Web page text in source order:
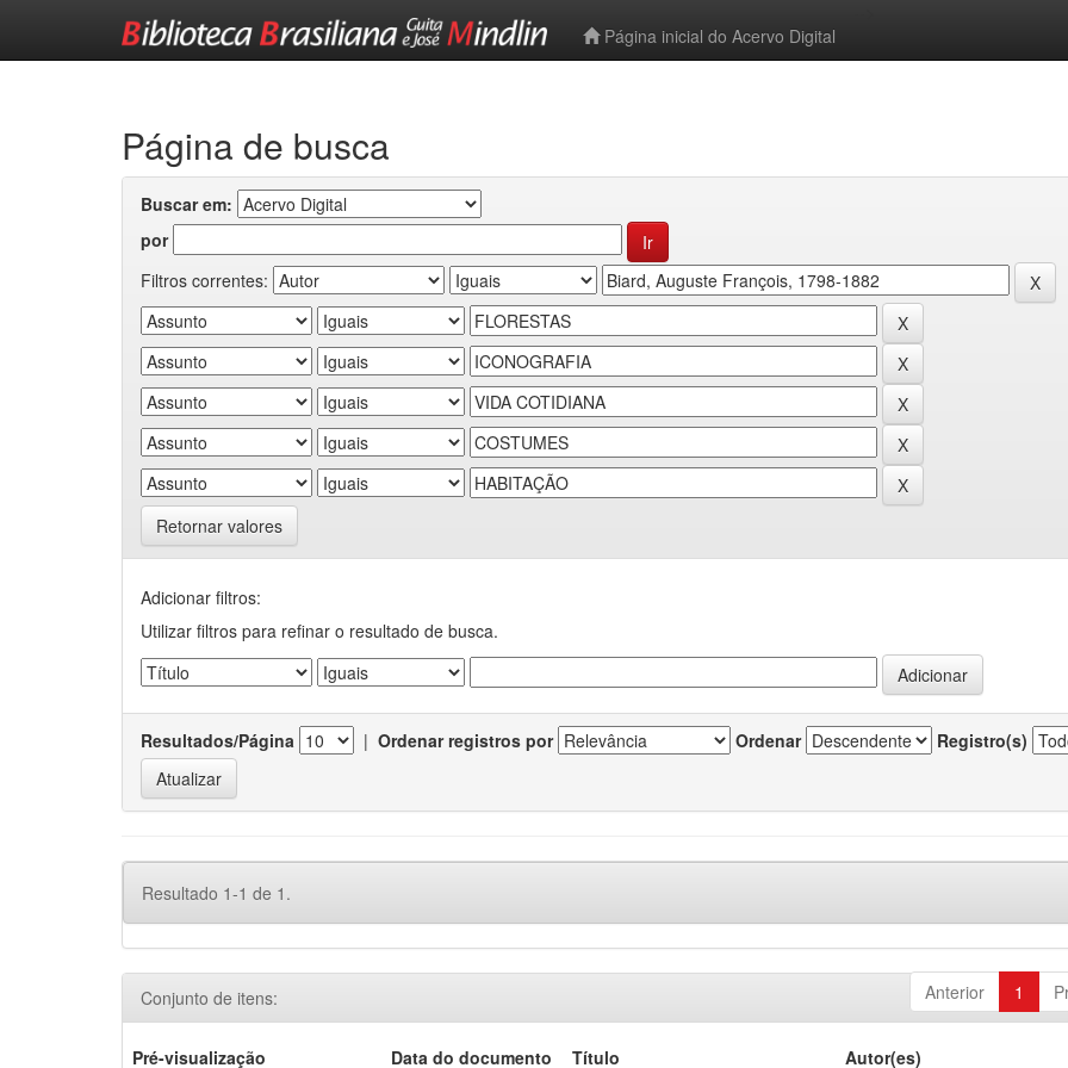
Página inicial do Acervo Digital
Página de busca
Buscar em:
por
Filtros correntes:
Retornar valores
Adicionar filtros:
Utilizar filtros para refinar o resultado de busca.
Resultados/Página | Ordenar registros por Ordenar Registro(s)
Resultado 1-1 de 1.
Anterior 1
Conjunto de itens:
Pré-visualização Data do documento Título Autor(es)